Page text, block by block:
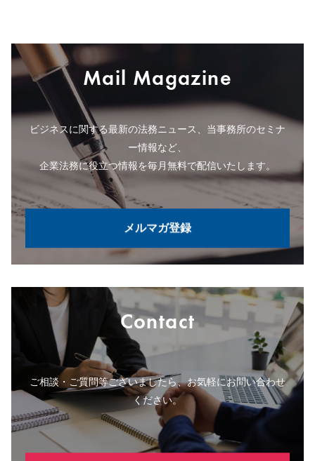
Mail Magazine
ビジネスに関する最新の法務ニュース、当事務所のセミナ
ー情報など、
企業法務に役立つ情報を毎月無料で配信いたします。
メルマガ登録
Contact
ご相談・ご質問等ございましたら、お気軽にお問い合わせ
ください。